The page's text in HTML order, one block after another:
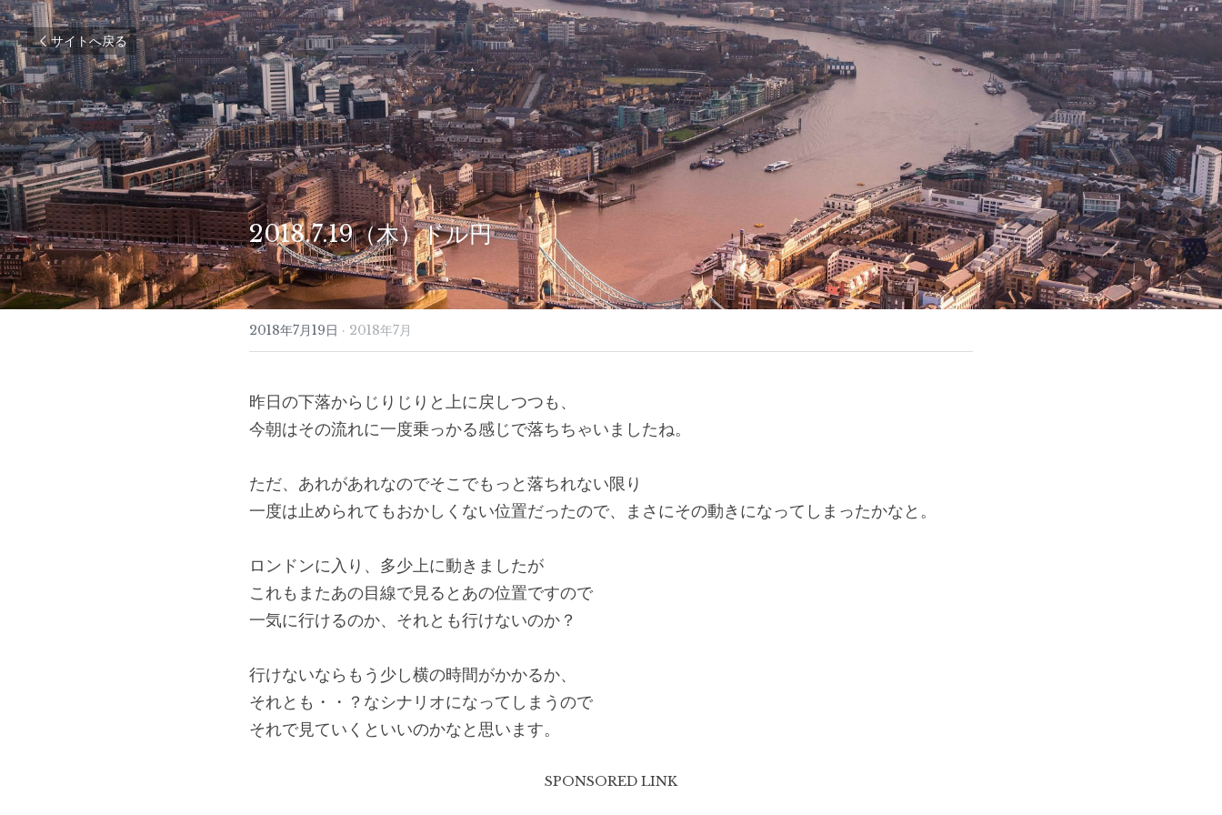
サイトへ戻る
2018.7.19（木）ドル円
2018年7月19日 · 2018年7月
昨日の下落からじりじりと上に戻しつつも、
今朝はその流れに一度乗っかる感じで落ちちゃいましたね。
ただ、あれがあれなのでそこでもっと落ちれない限り
一度は止められてもおかしくない位置だったので、まさにその動きになってしまったかなと。
ロンドンに入り、多少上に動きましたが
これもまたあの目線で見るとあの位置ですので
一気に行けるのか、それとも行けないのか？
行けないならもう少し横の時間がかかるか、
それとも・・？なシナリオになってしまうので
それで見ていくといいのかなと思います。
SPONSORED LINK